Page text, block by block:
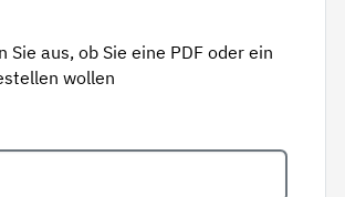
Sie aus, ob Sie eine PDF oder ein
wollen